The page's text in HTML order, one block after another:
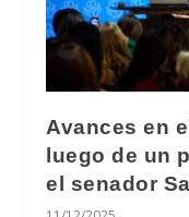
Avances en
luego de un
el senador